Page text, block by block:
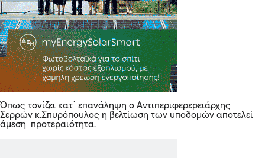
Όπως τονίζει κατ΄ επανάληψη ο Αντιπεριφερερειάρχης
Σερρών κ.Σπυρόπουλος η βελτίωση των υποδομών αποτελεί
άμεση προτεραιότητα.